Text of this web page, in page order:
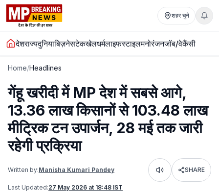
शहर चुनें
देशराज्यदुनियाबिज़नेसटेकखेलधर्मलाइफस्टाइलमनोरंजनजॉब/वेकैंसी
Home/Headlines
गेंहू खरीदी में MP देश में सबसे आगे,
13.36 लाख किसानों से 103.48 लाख
मीट्रिक टन उपार्जन, 28 मई तक जारी
रहेगी प्रक्रिया
Written by:Manisha Kumari Pandey Listen SHARE
Last Updated:27 May 2026 at 18:48 IST